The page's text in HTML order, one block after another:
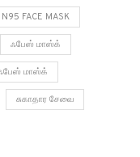
N95 FACE MASK
ஃபேஸ் மாஸ்க்
மாஸ்க்
சுகாதார சேவை